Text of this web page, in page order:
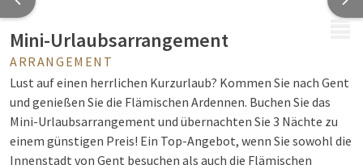
Mini-Urlaubsarrangement
ARRANGEMENT
Lust auf einen herrlichen Kurzurlaub? Kommen Sie nach Gent
und genießen Sie die Flämischen Ardennen. Buchen Sie das
Mini-Urlaubsarrangement und übernachten Sie 3 Nächte zu
einem günstigen Preis! Ein Top-Angebot, wenn Sie sowohl die
Innenstadt von Gent besuchen als auch die Flämischen